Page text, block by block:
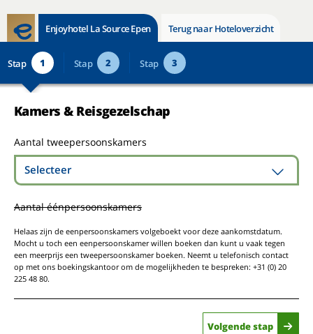
Enjoyhotel La Source Epen Terug naar Hoteloverzicht
Stap 1 Stap 2 Stap 3
Kamers & Reisgezelschap
Aantal tweepersoonskamers
Selecteer
Aantal éénpersoonskamers
Helaas zijn de eenpersoonskamers volgeboekt voor deze aankomstdatum.
Mocht u toch een eenpersoonskamer willen boeken dan kunt u vaak tegen
een meerprijs een tweepersoonskamer boeken. Neemt u telefonisch contact
op met ons boekingskantoor om de mogelijkheden te bespreken: +31 (0) 20
225 48 80.
Volgende stap